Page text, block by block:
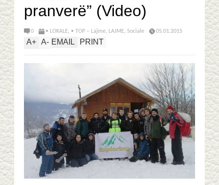
pranverë” (Video)
0 • LOKALE, • TOP – Lajme, LAJME, Sociale 05.01.2015
A+ A- EMAIL PRINT